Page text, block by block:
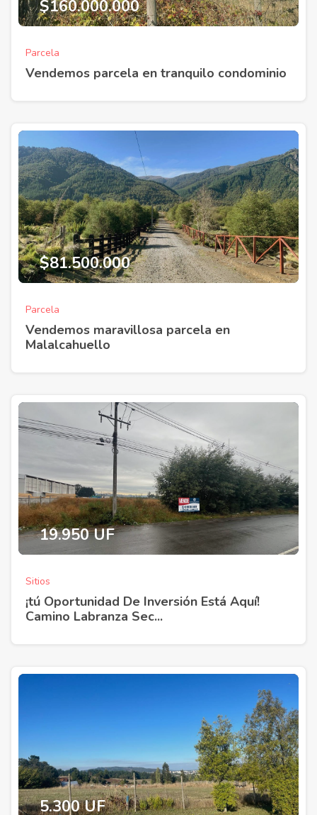
$160.000.000
Parcela
Vendemos parcela en tranquilo condominio
$81.500.000
Parcela
Vendemos maravillosa parcela en
Malalcahuello
19.950 UF
Sitios
¡tú Oportunidad De Inversión Está Aquí!
Camino Labranza Sec...
5.300 UF